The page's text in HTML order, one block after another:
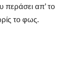
περάσει απ’ το
το φως.